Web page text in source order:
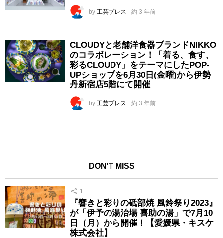
by 工芸プレス 約 3 年前
CLOUDYと老舗洋食器ブランドNIKKO
のコラボレーション！「着る、食す、
彩るCLOUDY」をテーマにしたPOP-
UPショップを6月30日(金曜)から伊勢
丹新宿店5階にて開催
by 工芸プレス 約 3 年前
DON'T MISS
1
『響きと彩りの砥部焼 風鈴祭り2023』
が「伊予の湯治場 喜助の湯」で7月10
日（月）から開催！【愛媛県・キスケ
株式会社】